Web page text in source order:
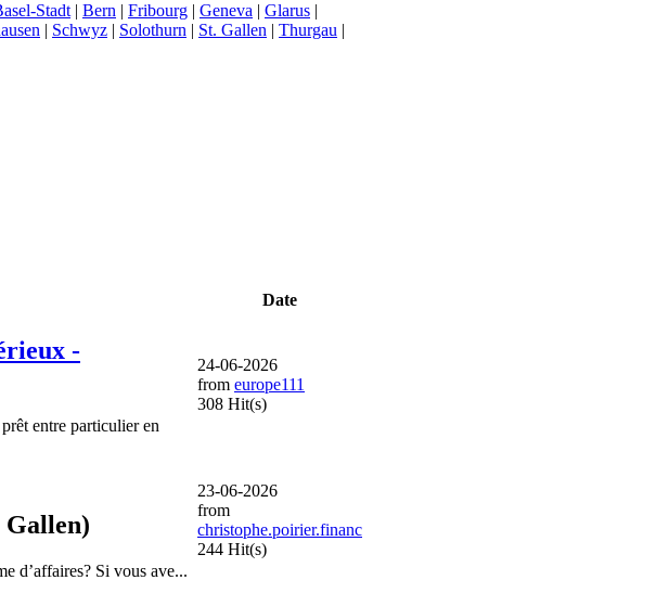
Stadt | Bern | Fribourg | Geneva | Glarus |
| Schwyz | Solothurn | St. Gallen | Thurgau |
Date
-
entre particulier en
24-06-2026
from europe111
308 Hit(s)
Gallen)
d’affaires? Si vous ave...
23-06-2026
from
christophe.poirier.financ
244 Hit(s)